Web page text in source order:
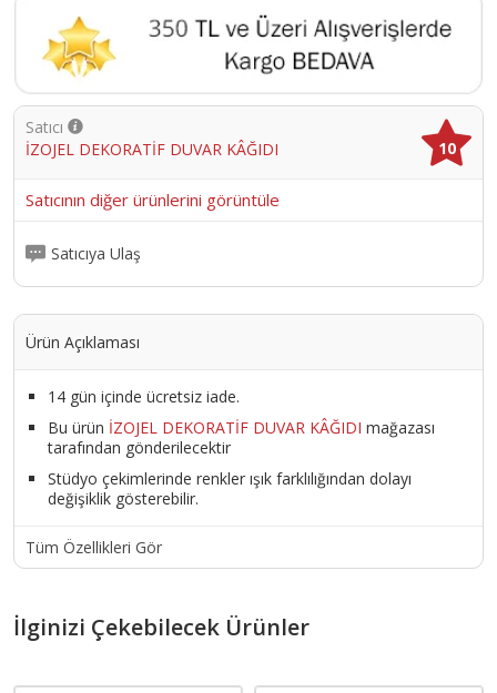
yoktur. Her sıcaklıkta uygulama yapılabilir. Sarfiyat: Yüzeye tek kat
uygulama yapılması yeterlidir. Ürünün yüzeye uygulama kalınlığı 1,6
mm ile 2 mm arasında olmalıdır. Depolama: Oda sıcaklığı
depolama için uygundur. Özel bir ortamda depolama gerektirmez.
İZOJEL İPEK SIVA DEKORATİF DUVAR SIVASI NASIL HAZIRLANIR? BİR
KABIN İÇERİSİNE 5 LT SU KONULUR. 1 PAKET ÜRÜN SUYUN İÇERİSİNE
BOŞALTILIR. YAKLAŞIK 10 DK KARIŞTIRILIR. DAHA SONRA 30 DK
KADAR DİNLENDİRİLİP DUVARA PLASTİK MALA İLE UYGULANIR.
UYGULAMA ESNASINDA MALAYI 5 DERECE AÇI İLE TUTMANIZ İŞİNİZİ
KAPLANABİLİR. YÜZEYE UYGULANAN ÜRÜN 12 İLE 24 SAAT
Ürün Kodu : 10556-İZO.037
Satıcı
İZOJEL DEKORATİF DUVAR KÂĞIDI
10
Satıcının diğer ürünlerini görüntüle
Satıcıya Ulaş
Ürün Açıklaması
14 gün içinde ücretsiz iade.
Bu ürün İZOJEL DEKORATİF DUVAR KÂĞIDI mağazası
tarafından gönderilecektir
Stüdyo çekimlerinde renkler ışık farklılığından dolayı
değişiklik gösterebilir.
Tüm Özellikleri Gör
İlginizi Çekebilecek Ürünler